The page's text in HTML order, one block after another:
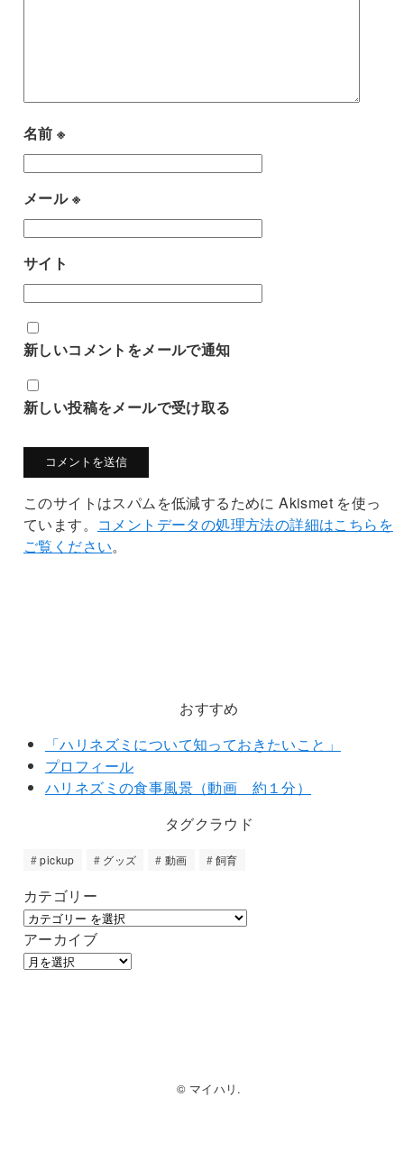
名前※
メール※
サイト
新しいコメントをメールで通知
新しい投稿をメールで受け取る
このサイトはスパムを低減するために Akismet を使っ
ています。 コメントデータの処理方法の詳細はこちらを
ご覧ください。
おすすめ
「ハリネズミについて知っておきたいこと」
プロフィール
ハリネズミの食事風景（動画 約１分）
タグクラウド
pickup グッズ 動画 飼育
カテゴリー
アーカイブ
© マイハリ.